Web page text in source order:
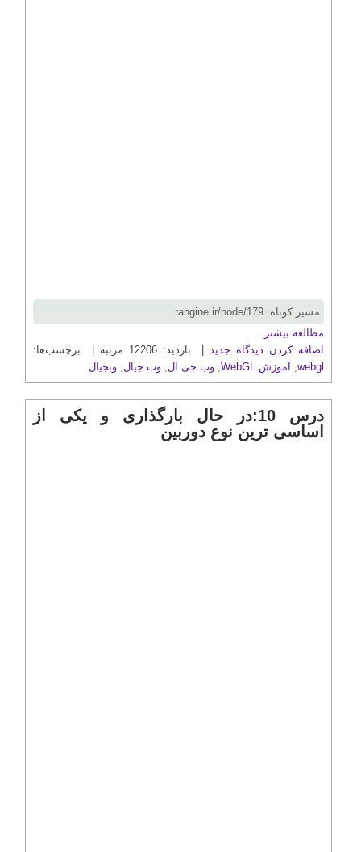
مسیر کوتاه: rangine.ir/node/179
مطالعه بیشتر
اضافه کردن دیدگاه جدید | بازدید: 12206 مرتبه | برچسب‌ها:
webgl آموزش WebGL وب جی ال وب جیال وبجیال
درس 10:در حال بارگذاری و یکی از
اساسی ترین نوع دوربین